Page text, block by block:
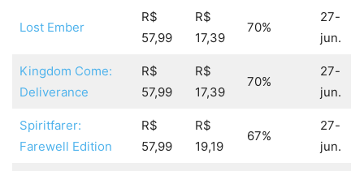
Lost Ember
R$
57,99
R$
17,39
70%
27-
jun.
Kingdom Come:
Deliverance
R$
57,99
R$
17,39
70%
27-
jun.
Spiritfarer:
Farewell Edition
R$
57,99
R$
19,19
67%
27-
jun.